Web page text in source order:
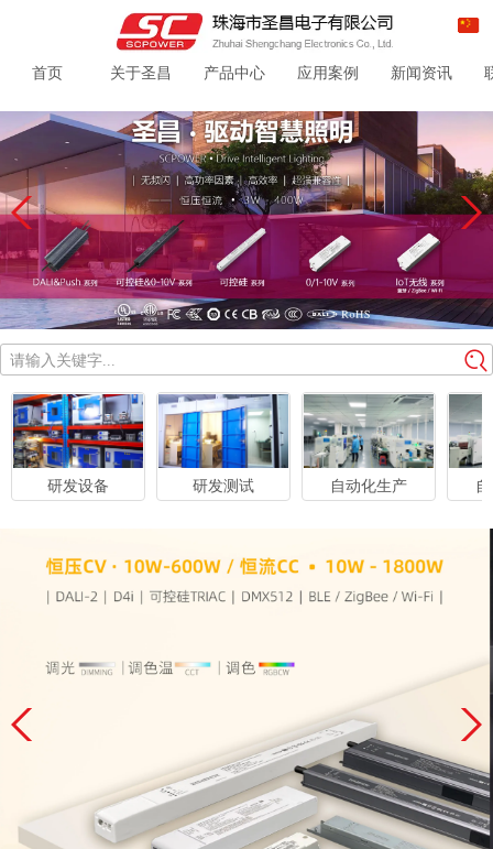
首页 关于圣昌 产品中心 应用案例 新闻资讯
请输入关键字...
研发设备 研发测试 自动化生产